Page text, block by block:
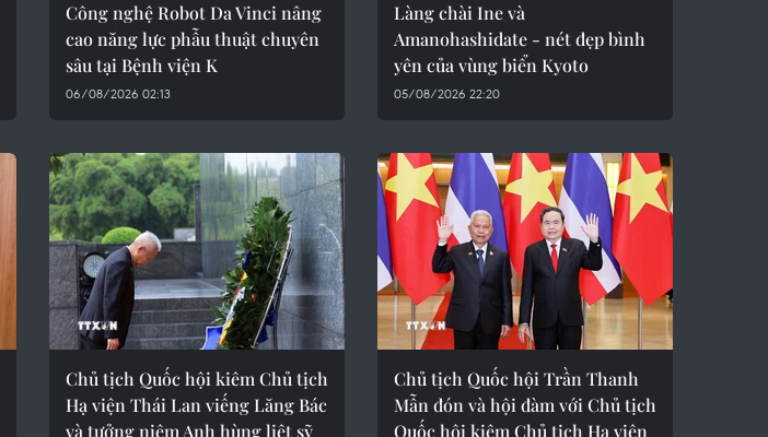
Công nghệ Robot Da Vinci nâng
cao năng lực phẫu thuật chuyên
sâu tại Bệnh viện K
06/08/2026 02:13
Làng chài Ine và
Amanohashidate - nét đẹp bình
yên của vùng biển Kyoto
05/08/2026 22:20
Chủ tịch Quốc hội kiêm Chủ tịch
Hạ viện Thái Lan viếng Lăng Bác
và tưởng niệm Anh hùng liệt sỹ
Chủ tịch Quốc hội Trần Thanh
Mẫn đón và hội đàm với Chủ tịch
Quốc hội kiêm Chủ tịch Hạ viện